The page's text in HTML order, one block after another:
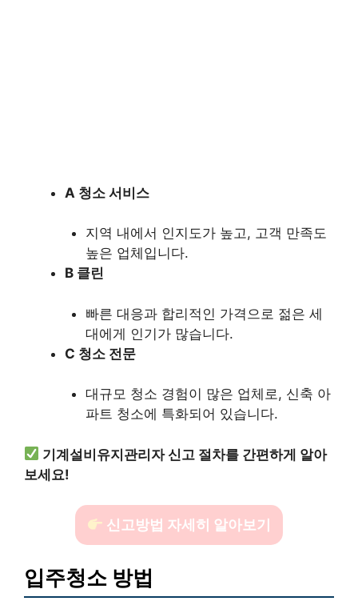
A 청소 서비스
지역 내에서 인지도가 높고, 고객 만족도
높은 업체입니다.
B 클린
빠른 대응과 합리적인 가격으로 젊은 세
대에게 인기가 많습니다.
C 청소 전문
대규모 청소 경험이 많은 업체로, 신축 아
파트 청소에 특화되어 있습니다.
기계설비유지관리자 신고 절차를 간편하게 알아
보세요!
신고방법 자세히 알아보기
입주청소 방법